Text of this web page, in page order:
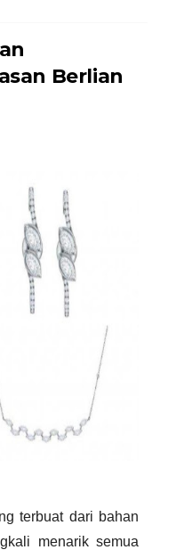
Berlian
terbuat dari bahan
menarik semua